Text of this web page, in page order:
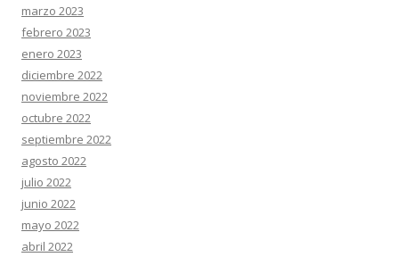
marzo 2023
febrero 2023
enero 2023
diciembre 2022
noviembre 2022
octubre 2022
septiembre 2022
agosto 2022
julio 2022
junio 2022
mayo 2022
abril 2022